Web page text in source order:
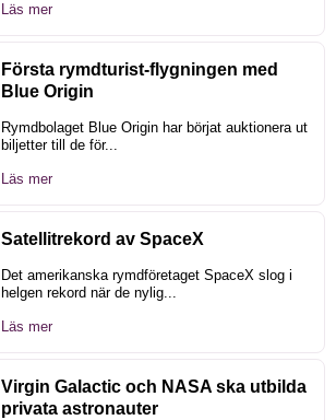
Läs mer
Första rymdturist-flygningen med
Blue Origin
Rymdbolaget Blue Origin har börjat auktionera ut
biljetter till de för...
Läs mer
Satellitrekord av SpaceX
Det amerikanska rymdföretaget SpaceX slog i
helgen rekord när de nylig...
Läs mer
Virgin Galactic och NASA ska utbilda
privata astronauter